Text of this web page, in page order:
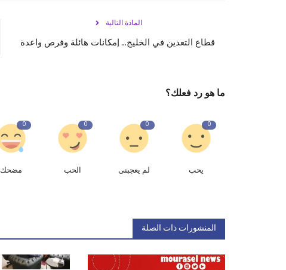
المادة التالية
قطاع التعدين في الخليج.. إمكانات هائلة وفرص واعدة
ما هو رد فعلك؟
0
يحب
0
لم يعجبنى
0
الحب
0
مضحك
المنشورات ذات الصلة